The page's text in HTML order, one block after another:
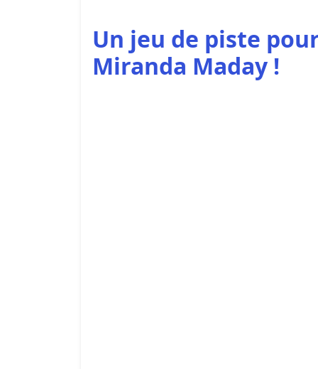
Un jeu de piste
Miranda Maday !